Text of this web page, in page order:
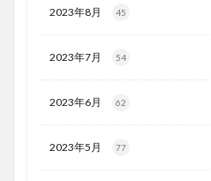
2023年8月 45
2023年7月 54
2023年6月 62
2023年5月 77